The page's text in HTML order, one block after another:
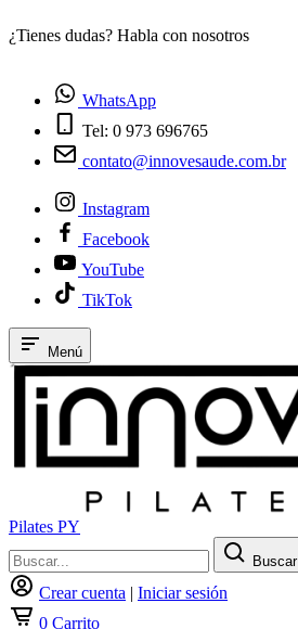
¿Tienes dudas? Habla con nosotros
WhatsApp
Tel: 0 973 696765
contato@innovesaude.com.br
Instagram
Facebook
YouTube
TikTok
Menú
Pilates PY
Buscar
Crear cuenta | Iniciar sesión
0 Carrito